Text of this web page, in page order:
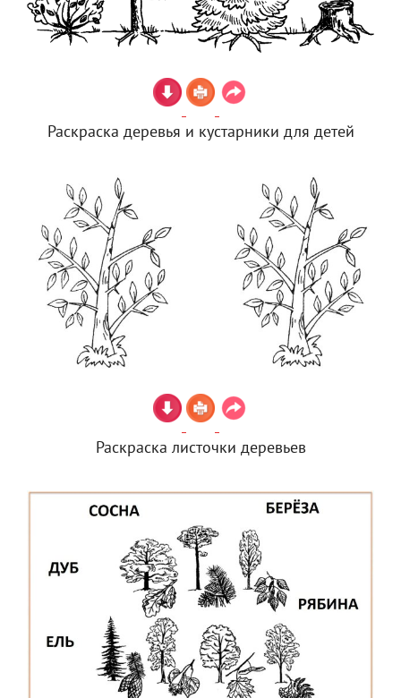
Раскраска деревья и кустарники для детей
Раскраска листочки деревьев